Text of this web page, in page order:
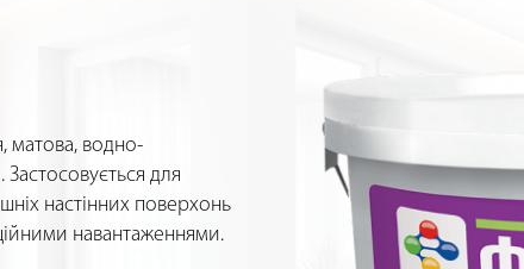
матова, водно-
для
настінних поверхонь
навантаженнями.